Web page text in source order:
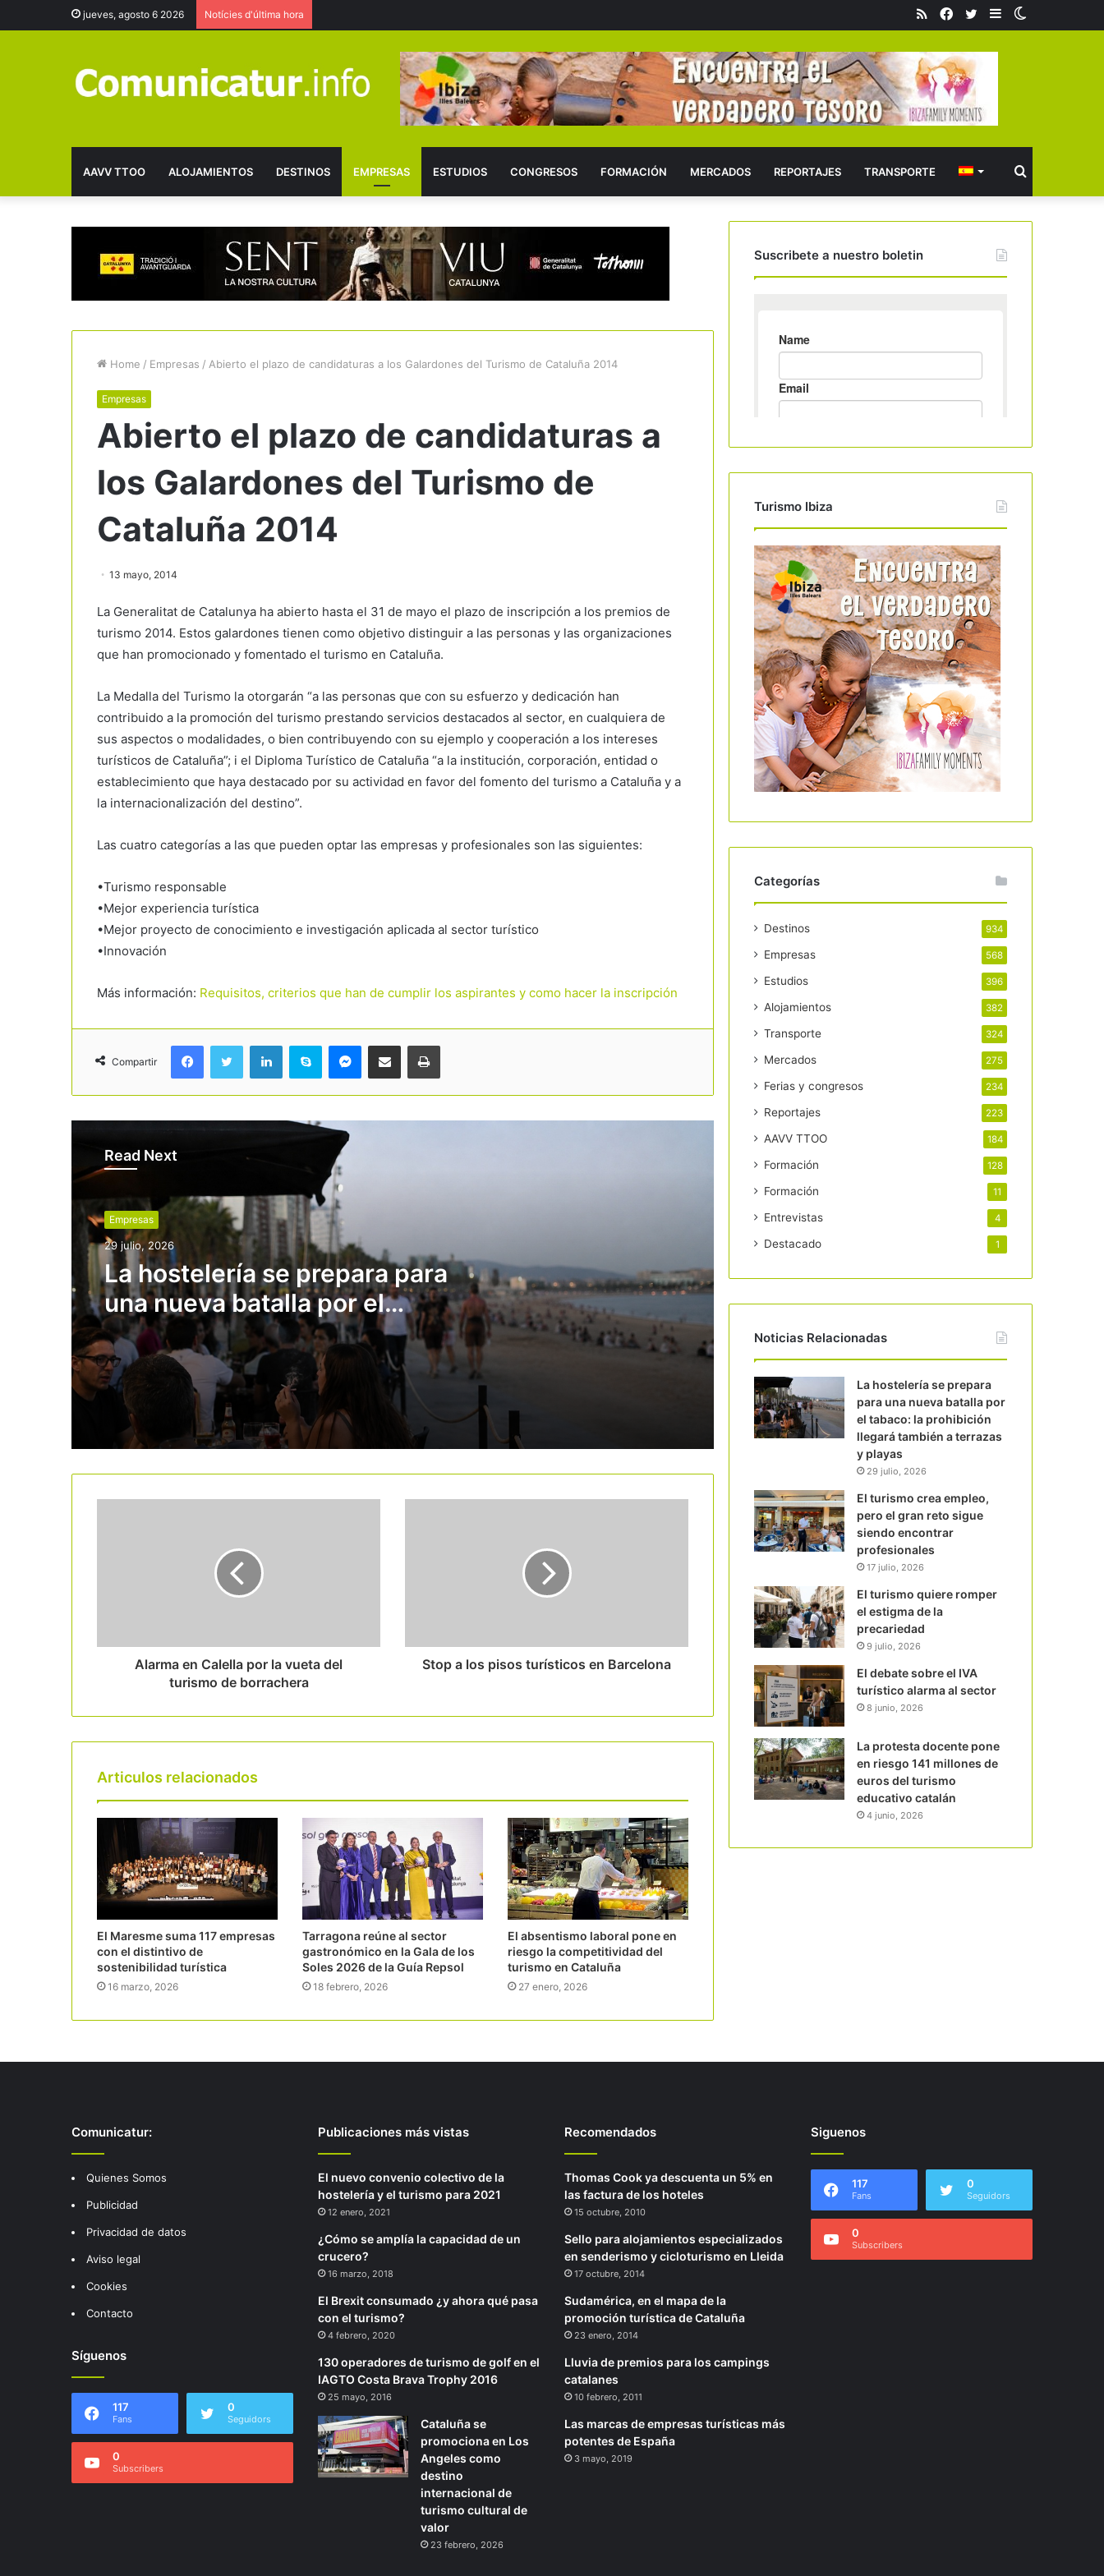
jueves, agosto 6 2026 Notícies d'última hora
Barra
Twitter
Facebook
RSS
AAVV TTOO ALOJAMIENTOS DESTINOS EMPRESAS ESTUDIOS CONGRESOS FORMACIÓN MERCADOS REPORTAJES TRANSPORTE Buscar
Home / Empresas / Abierto el plazo de candidaturas a los Galardones del Turismo de Cataluña 2014
Empresas
Abierto el plazo de candidaturas a
los Galardones del Turismo de
Cataluña 2014
13 mayo, 2014
La Generalitat de Catalunya ha abierto hasta el 31 de mayo el plazo de inscripción a los premios de
turismo 2014. Estos galardones tienen como objetivo distinguir a las personas y las organizaciones
que han promocionado y fomentado el turismo en Cataluña.
La Medalla del Turismo la otorgarán “a las personas que con su esfuerzo y dedicación han
contribuido a la promoción del turismo prestando servicios destacados al sector, en cualquiera de
sus aspectos o modalidades, o bien contribuyendo con su ejemplo y cooperación a los intereses
turísticos de Cataluña”; i el Diploma Turístico de Cataluña “a la institución, corporación, entidad o
establecimiento que haya destacado por su actividad en favor del fomento del turismo a Cataluña y a
la internacionalización del destino”.
Las cuatro categorías a las que pueden optar las empresas y profesionales son las siguientes:
•Turismo responsable
•Mejor experiencia turística
•Mejor proyecto de conocimiento e investigación aplicada al sector turístico
•Innovación
Más información: Requisitos, criterios que han de cumplir los aspirantes y como hacer la inscripción
Compartir
Read Next
Empresas
29 julio, 2026
La hostelería se prepara para
una nueva batalla por el
tabaco: la prohibición llegará
también a terrazas y playas
La hostelería se prepara para una
y playas
reto sigue siendo encontrar
educativo catalán
La nueva patronal FOET incorpora al
turismo como sector clave de
Tarragona
energética del sector turístico
Airbnb lanza su programa de
Cataluña en Molins de Rei
Jet2holidays supera los 1.500 hoteles
Alarma en Calella por la vueta del
turismo de borrachera
Stop a los pisos turísticos en Barcelona
Articulos relacionados
El Maresme suma 117 empresas
con el distintivo de
sostenibilidad turística
16 marzo, 2026
Tarragona reúne al sector
gastronómico en la Gala de los
Soles 2026 de la Guía Repsol
18 febrero, 2026
El absentismo laboral pone en
riesgo la competitividad del
turismo en Cataluña
27 enero, 2026
Suscribete a nuestro boletin
Turismo Ibiza
Categorías
Destinos 934
Empresas 568
Estudios 396
Alojamientos 382
Transporte 324
Mercados 275
Ferias y congresos 234
Reportajes 223
AAVV TTOO 184
Formación 128
Formación 11
Entrevistas 4
Destacado 1
Noticias Relacionadas
La hostelería se prepara
para una nueva batalla por
el tabaco: la prohibición
llegará también a terrazas
y playas
29 julio, 2026
El turismo crea empleo,
pero el gran reto sigue
siendo encontrar
profesionales
17 julio, 2026
El turismo quiere romper
el estigma de la
precariedad
9 julio, 2026
El debate sobre el IVA
turístico alarma al sector
8 junio, 2026
La protesta docente pone
en riesgo 141 millones de
euros del turismo
educativo catalán
4 junio, 2026
Comunicatur:
Quienes Somos
Publicidad
Privacidad de datos
Aviso legal
Cookies
Contacto
Síguenos
117
Fans
0
Seguidors
0
Subscribers
Publicaciones más vistas
El nuevo convenio colectivo de la
hostelería y el turismo para 2021
12 enero, 2021
¿Cómo se amplía la capacidad de un
crucero?
16 marzo, 2018
El Brexit consumado ¿y ahora qué pasa
con el turismo?
4 febrero, 2020
130 operadores de turismo de golf en el
IAGTO Costa Brava Trophy 2016
25 mayo, 2016
Cataluña se
promociona en Los
Angeles como
destino
internacional de
turismo cultural de
valor
23 febrero, 2026
Recomendados
Thomas Cook ya descuenta un 5% en
las factura de los hoteles
15 octubre, 2010
Sello para alojamientos especializados
en senderismo y cicloturismo en Lleida
17 octubre, 2014
Sudamérica, en el mapa de la
promoción turística de Cataluña
23 enero, 2014
Lluvia de premios para los campings
catalanes
10 febrero, 2011
Las marcas de empresas turísticas más
potentes de España
3 mayo, 2019
Siguenos
117
Fans
0
Seguidors
0
Subscribers